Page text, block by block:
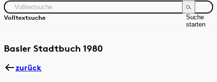
Volltextsuche
Suche
starten
Zeitraum Autor:in
Basler Stadtbuch 1980
zurück